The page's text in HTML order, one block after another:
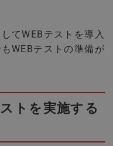
てWEBテストを導入
WEBテストの準備が
トを実施する